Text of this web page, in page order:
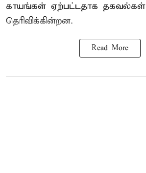
காயங்கள் ஏற்பட்டதாக தகவல்கள்
தெரிவிக்கின்றன.
Read More